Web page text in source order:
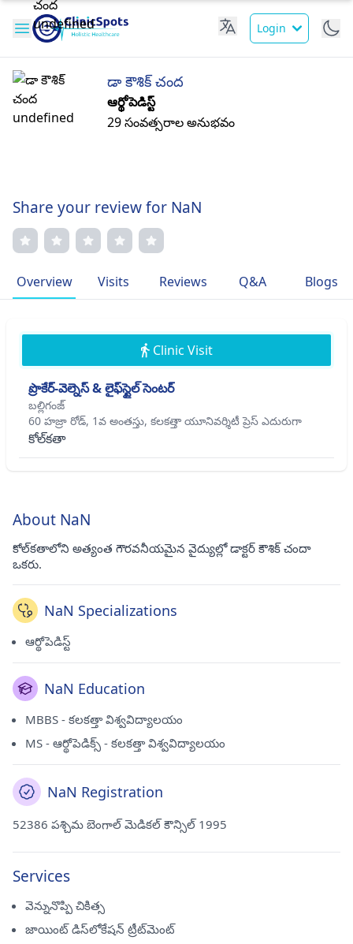
Login
డా కౌశిక్ చంద
ఆర్థోపెడిస్ట్
29 సంవత్సరాల అనుభవం
Share your review for NaN
Overview Visits Reviews Q&A Blogs
Clinic Visit
ప్రొకేర్-వెల్నెస్ & లైఫ్‌స్టైల్ సెంటర్
బల్లిగంజ్
60 హజ్రా రోడ్, 1వ అంతస్తు, కలకత్తా యూనివర్శిటీ ప్రెస్ ఎదురుగా
కోల్‌కతా
About NaN
కోల్‌కతాలోని అత్యంత గౌరవనీయమైన వైద్యుల్లో డాక్టర్ కౌశిక్ చందా
ఒకరు.
NaN Specializations
ఆర్థోపెడిస్ట్
NaN Education
MBBS - కలకత్తా విశ్వవిద్యాలయం
MS - ఆర్థోపెడిక్స్ - కలకత్తా విశ్వవిద్యాలయం
NaN Registration
52386 పశ్చిమ బెంగాల్ మెడికల్ కౌన్సిల్ 1995
Services
వెన్నునొప్పి చికిత్స
జాయింట్ డిస్‌లోకేషన్ ట్రీట్‌మెంట్